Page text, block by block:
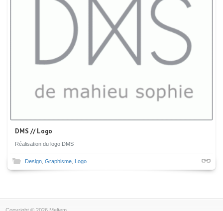
DMS // Logo
Réalisation du logo DMS
Design, Graphisme, Logo